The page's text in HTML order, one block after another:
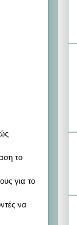
το
για το
να